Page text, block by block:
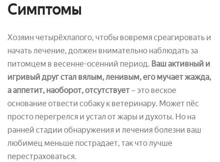
Симптомы
Хозяин четырёхлапого, чтобы вовремя среагировать и
начать лечение, должен внимательно наблюдать за
питомцем в весенне-осенний период. Ваш активный и
игривый друг стал вялым, ленивым, его мучает жажда,
а аппетит, наоборот, отсутствует – это веское
основание отвести собаку к ветеринару. Может пёс
просто перегрелся и устал от жары и духоты. Но на
ранней стадии обнаружения и лечения болезни ваш
любимец меньше пострадает, так что лучше
перестраховаться.